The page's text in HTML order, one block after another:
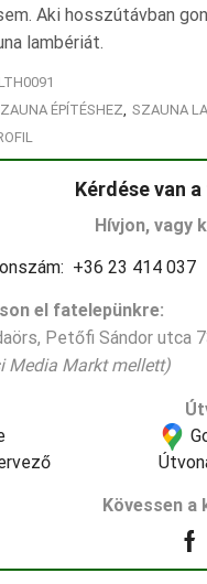
Aki hosszútávban
lambériát.
ÉPÍTÉSHEZ, SZAUNA
Kérdése van
Hívjon, vagy
+36 23 414 037
el fatelepünkre:
Petőfi Sándor utca
Media Markt mellett)
Kövessen a